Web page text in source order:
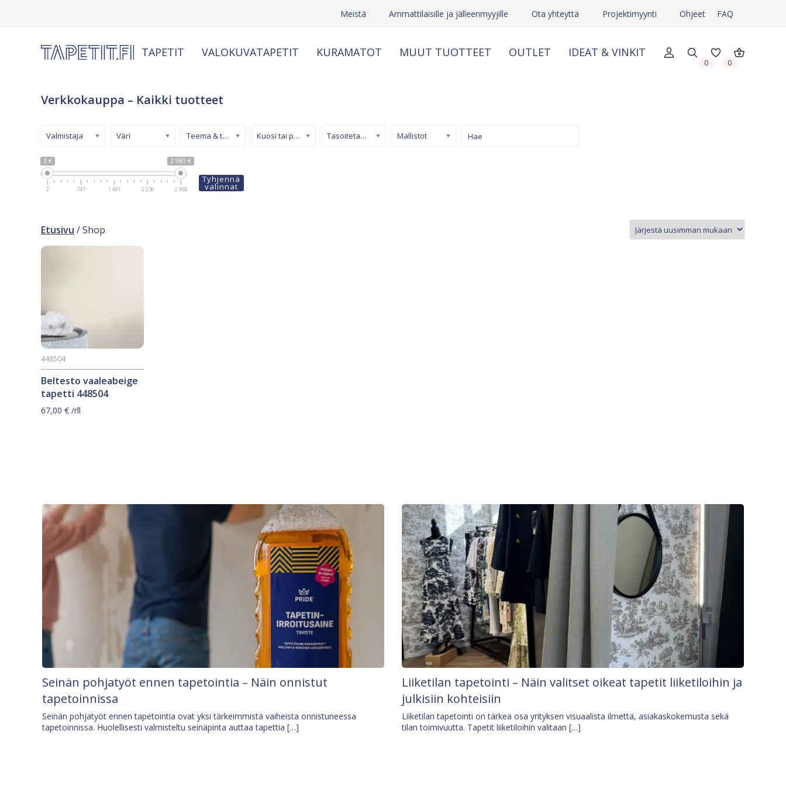
Meistä Ammattilaisille ja jälleenmyyjille Ota yhteyttä Projektimyynti Ohjeet FAQ
TAPETIT VALOKUVATAPETIT KURAMATOT MUUT TUOTTEET OUTLET IDEAT & VINKIT
0 0
Verkkokauppa – Kaikki tuotteet
2 € 2 980 €
2 747 1 491 2 236 2 980
Valmistaja Väri Teema & tyyli Kuosi tai pinta Tasoitetapetti Mallistot
Tyhjennä
valinnat
Etusivu / Shop
Beltesto vaaleabeige
tapetti 448504
448504
67,00 € /rll
Seinän pohjatyöt ennen tapetointia – Näin onnistut
tapetoinnissa
Seinän pohjatyöt ennen tapetointia ovat yksi tärkeimmistä vaiheista onnistuneessa
tapetoinnissa. Huolellisesti valmisteltu seinäpinta auttaa tapettia […]
Liiketilan tapetointi – Näin valitset oikeat tapetit liiketiloihin ja
julkisiin kohteisiin
Liiketilan tapetointi on tärkeä osa yrityksen visuaalista ilmettä, asiakaskokemusta sekä
tilan toimivuutta. Tapetit liiketiloihin valitaan […]